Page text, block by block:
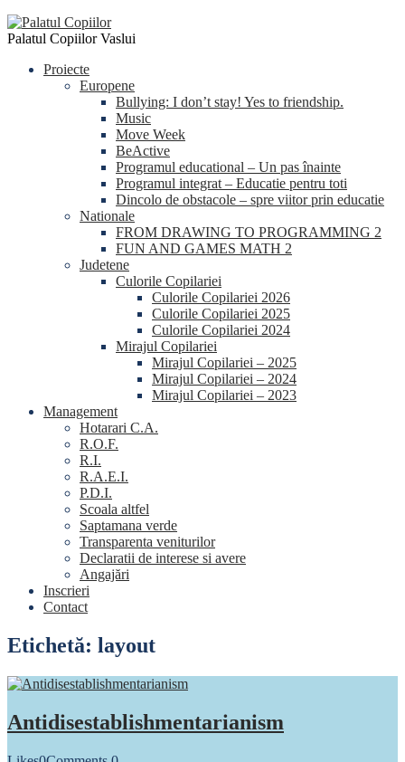
Palatul Copiilor Vaslui
Proiecte
Europene
Bullying: I don’t stay! Yes to friendship.
Music
Move Week
BeActive
Programul educational – Un pas înainte
Programul integrat – Educatie pentru toti
Dincolo de obstacole – spre viitor prin educatie
Nationale
FROM DRAWING TO PROGRAMMING 2
FUN AND GAMES MATH 2
Judetene
Culorile Copilariei
Culorile Copilariei 2026
Culorile Copilariei 2025
Culorile Copilariei 2024
Mirajul Copilariei
Mirajul Copilariei – 2025
Mirajul Copilariei – 2024
Mirajul Copilariei – 2023
Management
Hotarari C.A.
R.O.F.
R.I.
R.A.E.I.
P.D.I.
Scoala altfel
Saptamana verde
Transparenta veniturilor
Declaratii de interese si avere
Angajări
Inscrieri
Contact
Etichetă: layout
Antidisestablishmentarianism